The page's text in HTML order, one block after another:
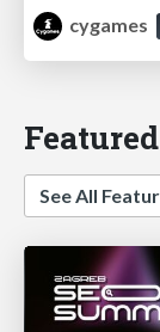
cygames
Featured
See All